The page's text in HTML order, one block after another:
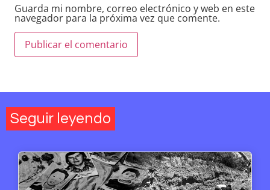
Guarda mi nombre, correo electrónico y web en este
navegador para la próxima vez que comente.
Seguir leyendo